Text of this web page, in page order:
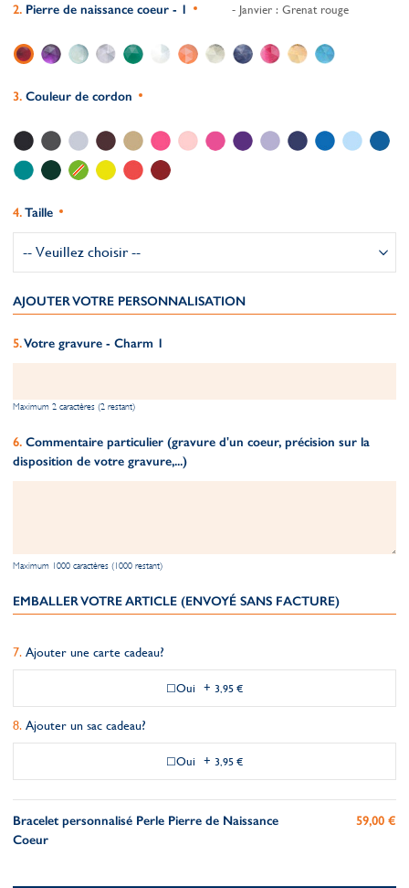
Pierre de naissance coeur - 1 - Janvier : Grenat rouge
Couleur de cordon
Taille
AJOUTER VOTRE PERSONNALISATION
Votre gravure - Charm 1
Maximum 2 caractères (2 restant)
Commentaire particulier (gravure d'un coeur, précision sur la
disposition de votre gravure,...)
Maximum 1000 caractères (1000 restant)
EMBALLER VOTRE ARTICLE (ENVOYÉ SANS FACTURE)
Ajouter une carte cadeau?
Oui + 3,95 €
Ajouter un sac cadeau?
Oui + 3,95 €
Bracelet personnalisé Perle Pierre de Naissance
Coeur
59,00 €